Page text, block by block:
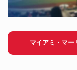
マイアミ・マー